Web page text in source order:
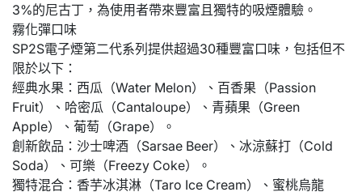
3%的尼古丁，為使用者帶來豐富且獨特的吸煙體驗。
霧化彈口味
SP2S電子煙第二代系列提供超過30種豐富口味，包括但不
限於以下：
經典水果：西瓜（Water Melon）、百香果（Passion
Fruit）、哈密瓜（Cantaloupe）、青蘋果（Green
Apple）、葡萄（Grape）。
創新飲品：沙士啤酒（Sarsae Beer）、冰涼蘇打（Cold
Soda）、可樂（Freezy Coke）。
獨特混合：香芋冰淇淋（Taro Ice Cream）、蜜桃烏龍